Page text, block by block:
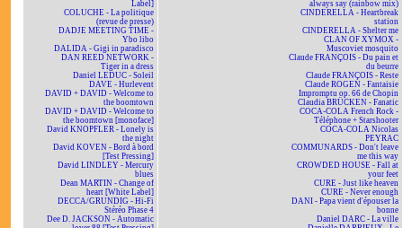
Label]
COLUCHE - La politique
(revue de presse)
DADJE MEETING TIME -
Ybo libo
DALIDA - Gigi in paradisco
DAN REED NETWORK -
Tiger in a dress
Daniel LEDUC - Soleil
DAVE - Hurlevent
DAVID + DAVID - Welcome to
the boomtown
DAVID + DAVID - Welcome to
the boomtown [monoface]
David KNOPFLER - Lonely is
the night
David KOVEN - Bord à bord
[Test Pressing]
David LINDLEY - Mercury
blues
Dean MARTIN - Change of
heart [White Label]
DECCA/GRUNDIG - Hi-Fi
Stéréo Phase 4
Dee D. JACKSON - Automatic
always say (rainbow mix)
CINDERELLA - Heartbreak
station
CINDERELLA - Shelter me
CLAN OF XYMOX -
Muscoviet mosquito
Claude FRANÇOIS - Du pain et
du beurre
Claude FRANÇOIS - Reste
Claude ROGEN - Fantaisie
Impromptu op. 66 de Chopin
Claudia BRÜCKEN - Fanatic
COCA-COLA French Rock -
Téléphone + Starshooter
COCA-COLA Nicolas
PEYRAC
COMMUNARDS - Don't leave
me this way
CROWDED HOUSE - Fall at
your feet
CURE - Just like heaven
CURE - Never enough
DANI - Papa vient d'épouser la
bonne
Daniel DARC - La ville